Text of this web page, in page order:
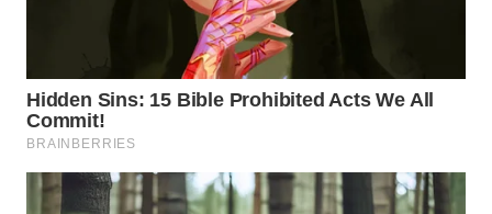
WAHANA
LISTRIK
WAHANA